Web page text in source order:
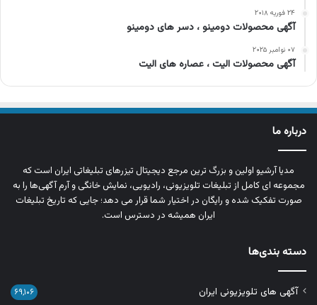
۲۴ فوریه ۲۰۱۸
آگهی محصولات دومینو ، دسر های دومینو
۰۷ نوامبر ۲۰۲۵
آگهی محصولات الیت ، عصاره های الیت
درباره ما
مدیا آرشیو اولین و بزرگ‌ ترین مرجع دیجیتال تیزرهای تبلیغاتی ایران است که
مجموعه‌ ای کامل از تبلیغات تلویزیونی، رادیویی، نمایش خانگی و آرم‌ آگهی‌ها را به‌
صورت تفکیک‌ شده و رایگان در اختیار شما قرار می‌ دهد؛ جایی که تاریخ تبلیغات
ایران همیشه در دسترس است.
دسته بندی‌ها
آگهی های تلویزیونی ایران ۶۹,۱۰۶